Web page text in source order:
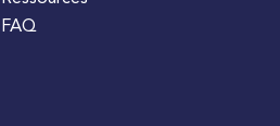
FAQ